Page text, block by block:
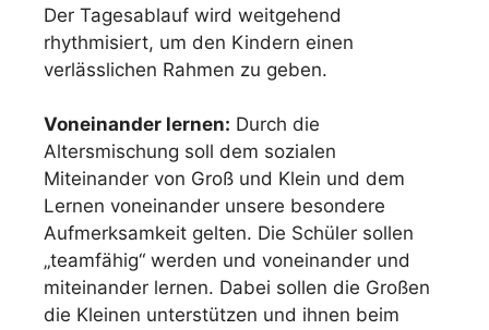
Der Tagesablauf wird weitgehend
rhythmisiert, um den Kindern einen
verlässlichen Rahmen zu geben.
Voneinander lernen: Durch die
Altersmischung soll dem sozialen
Miteinander von Groß und Klein und dem
Lernen voneinander unsere besondere
Aufmerksamkeit gelten. Die Schüler sollen
„teamfähig“ werden und voneinander und
miteinander lernen. Dabei sollen die Großen
die Kleinen unterstützen und ihnen beim